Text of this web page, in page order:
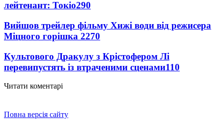
лейтенант: Токіо290
Вийшов трейлер фільму Хижі води від режисера
Міцного горішка 2270
Культового Дракулу з Крістофером Лі
перевипустять із втраченими сценами110
Читати коментарі
Повна версія сайту